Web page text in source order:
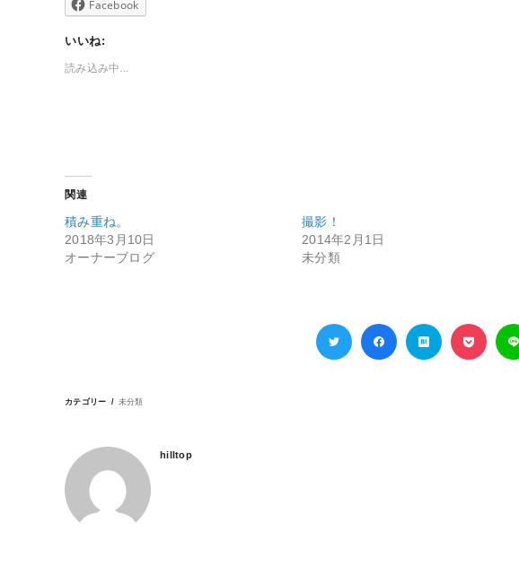
Facebook
いいね:
読み込み中...
関連
積み重ね。
2018年3月10日
オーナーブログ
撮影！
2014年2月1日
未分類
カテゴリー 未分類
hilltop